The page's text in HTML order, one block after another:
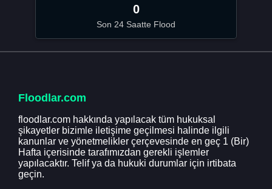
0
Son 24 Saatte Flood
Floodlar.com
floodlar.com hakkında yapılacak tüm hukuksal
şikayetler bizimle iletişime geçilmesi halinde ilgili
kanunlar ve yönetmelikler çerçevesinde en geç 1 (Bir)
Hafta içerisinde tarafımızdan gerekli işlemler
yapılacaktır. Telif ya da hukuki durumlar için irtibata
geçin.